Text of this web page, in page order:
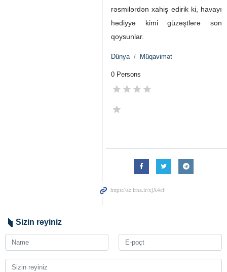
rəsmilərdən xahiş edirik ki, havayı
hədiyyə kimi güzəştlərə son
qoysunlar.
Dünya Müqavimət
0 Persons
Sizin rəyiniz